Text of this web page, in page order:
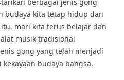
budaya kita tetap hidup dan
mari kita terus belajar dan
musik tradisional
gong yang telah menjadi
budaya bangsa.